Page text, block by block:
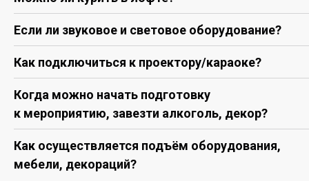
Если ли звуковое и световое оборудование?
Как подключиться к проектору/караоке?
Когда можно начать подготовку
к мероприятию, завезти алкоголь, декор?
Как осуществляется подъём оборудования,
мебели, декораций?